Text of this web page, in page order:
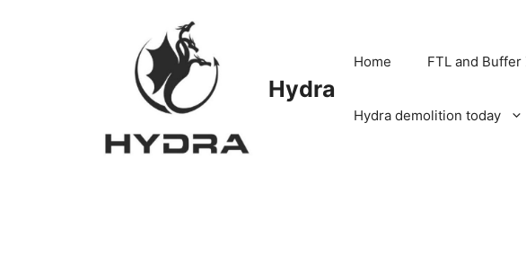
Hydra
Home FTL and
Hydra demolition today